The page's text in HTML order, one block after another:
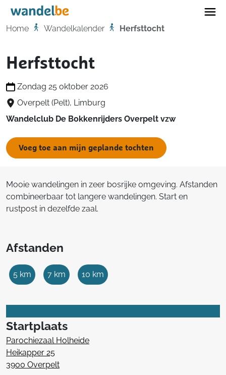
Home
Home Wandelkalender Herfsttocht
Herfsttocht
Zondag 25 oktober 2026
Overpelt (Pelt), Limburg
Wandelclub De Bokkenrijders Overpelt vzw
Voeg toe aan mijn geplande tochten
Mooie wandelingen in zeer bosrijke omgeving. Afstanden
combineerbaar tot langere wandelingen. Start en
rustpost in dezelfde zaal.
Afstanden
5 km 7 km 10 km
Startplaats
Parochiezaal Holheide
Heikapper 25
3900 Overpelt